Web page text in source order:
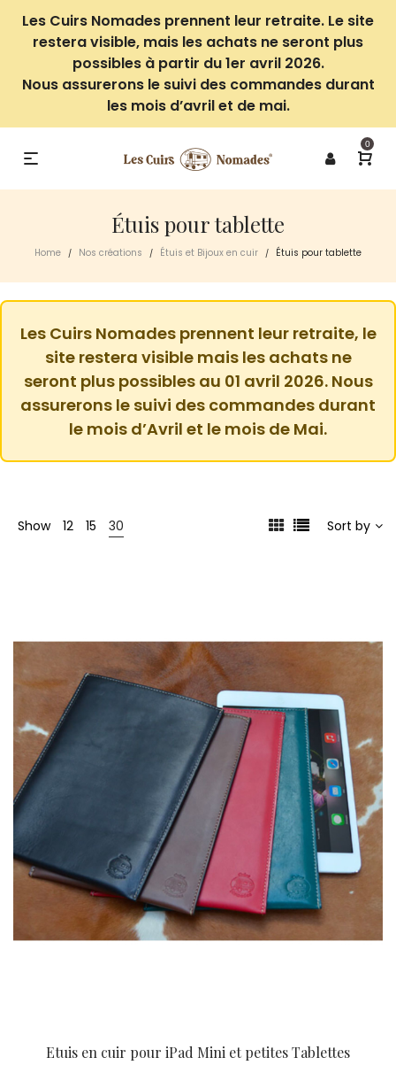
Les Cuirs Nomades prennent leur retraite. Le site
restera visible, mais les achats ne seront plus
possibles à partir du 1er avril 2026.
Nous assurerons le suivi des commandes durant
les mois d’avril et de mai.
0
Étuis pour tablette
Home / Nos créations / Étuis et Bijoux en cuir / Étuis pour tablette
Les Cuirs Nomades prennent leur retraite, le
site restera visible mais les achats ne
seront plus possibles au 01 avril 2026. Nous
assurerons le suivi des commandes durant
le mois d’Avril et le mois de Mai.
Show 12 15 30 Sort by
Etuis en cuir pour iPad Mini et petites Tablettes